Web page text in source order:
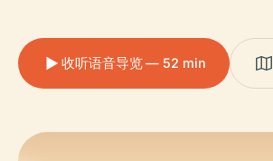
收听语音导览 — 52 min